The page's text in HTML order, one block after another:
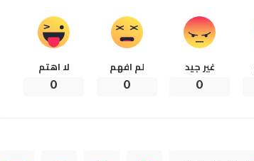
غير جيد
0
لم افهم
0
لا اهتم
0